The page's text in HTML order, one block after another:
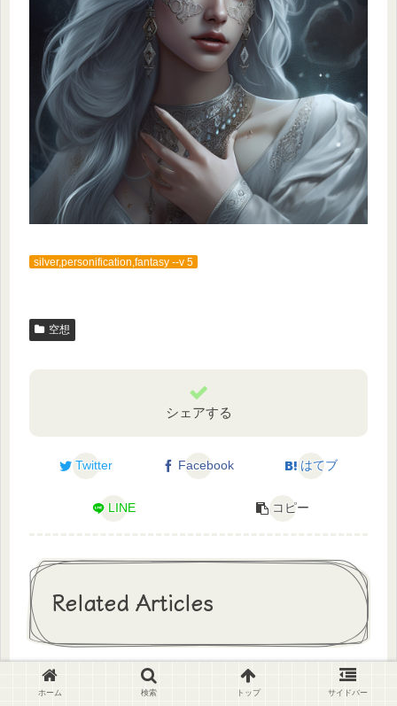
silver,personification,fantasy --v 5
空想
シェアする
Twitter Facebook はてブ
LINE コピー
Related Articles
ホーム 検索 トップ サイドバー